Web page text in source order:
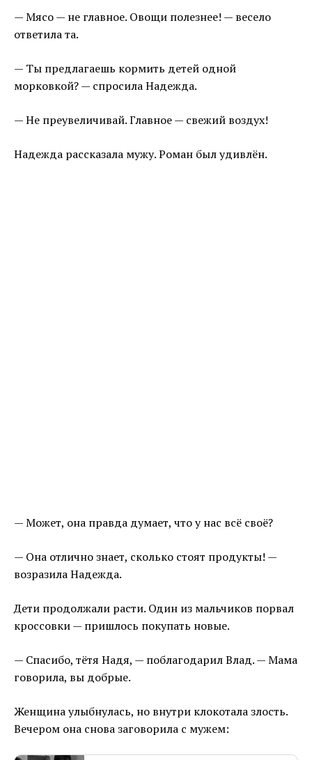
— Мясо — не главное. Овощи полезнее! — весело
ответила та.
— Ты предлагаешь кормить детей одной
морковкой? — спросила Надежда.
— Не преувеличивай. Главное — свежий воздух!
Надежда рассказала мужу. Роман был удивлён.
— Может, она правда думает, что у нас всё своё?
— Она отлично знает, сколько стоят продукты! —
возразила Надежда.
Дети продолжали расти. Один из мальчиков порвал
кроссовки — пришлось покупать новые.
— Спасибо, тётя Надя, — поблагодарил Влад. — Мама
говорила, вы добрые.
Женщина улыбнулась, но внутри клокотала злость.
Вечером она снова заговорила с мужем: